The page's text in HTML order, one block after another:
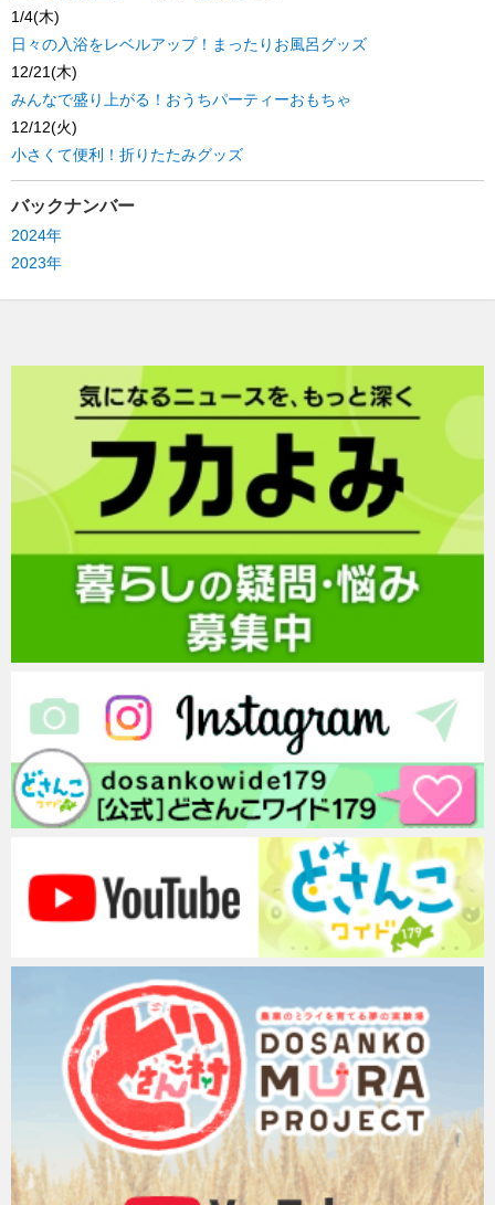
1/4(木)
日々の入浴をレベルアップ！まったりお風呂グッズ
12/21(木)
みんなで盛り上がる！おうちパーティーおもちゃ
12/12(火)
小さくて便利！折りたたみグッズ
バックナンバー
2024年
2023年